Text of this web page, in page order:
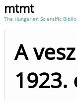
mtmt
The Hungarian Scientific
A
1923.